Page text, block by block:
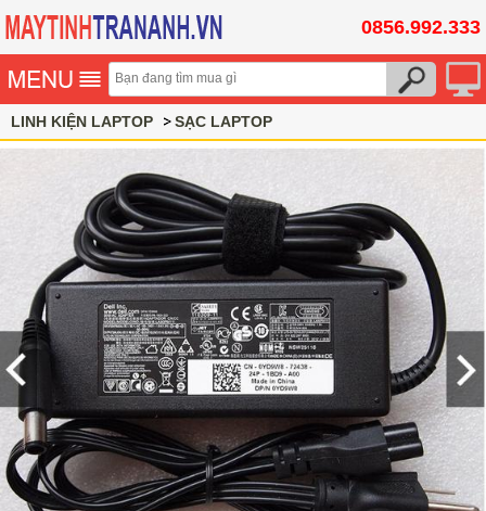
0856.992.333
LINH KIỆN LAPTOP SẠC LAPTOP